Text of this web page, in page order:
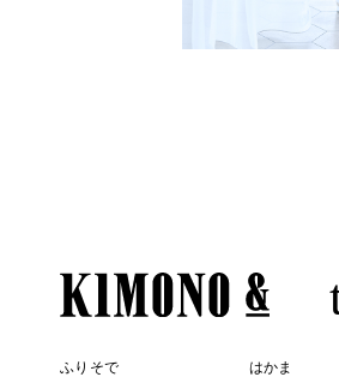
ふりそで
はかま